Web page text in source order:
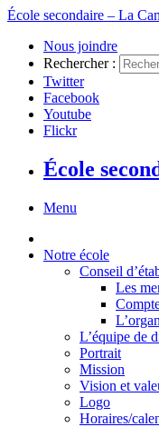
École secondaire – La
Nous joindre
Rechercher :
Twitter
Facebook
Youtube
Flickr
École
Menu
Notre école
Conseil
Les
L’équipe de
Portrait
Mission
Vision et
Logo
Horaires/